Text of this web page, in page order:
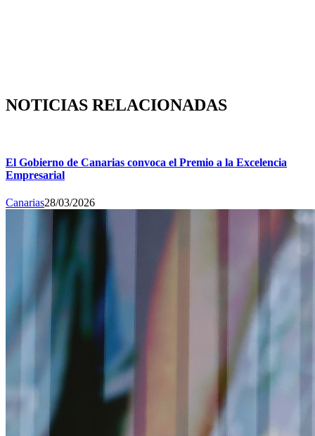
NOTICIAS RELACIONADAS
El Gobierno de Canarias convoca el Premio a la Excelencia
Empresarial
Canarias28/03/2026